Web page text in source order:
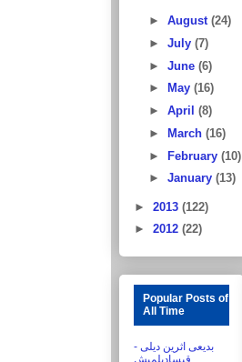
► August (24)
► July (7)
► June (6)
►
May (16)
► April (8)
►
March (16)
► February (10)
► January (13)
► 2013 (122)
► 2012 (22)
Popular Posts of
All Time
بدیعی اثرین دیلی -
قیسادیلمیش